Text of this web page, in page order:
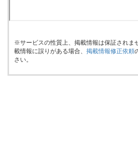
※サービスの性質上、掲載情報は保証されま
載情報に誤りがある場合、 掲載情報修正依頼
さい。